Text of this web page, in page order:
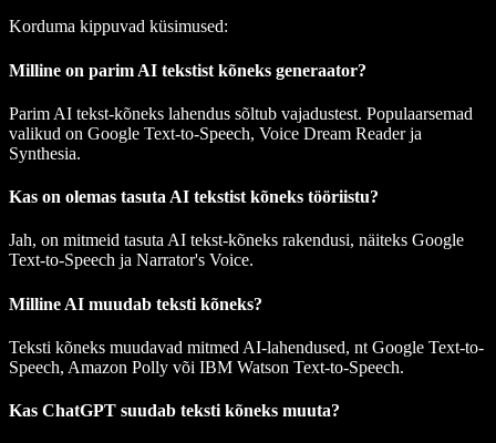
Korduma kippuvad küsimused:
Milline on parim AI tekstist kõneks generaator?
Parim AI tekst-kõneks lahendus sõltub vajadustest. Populaarsemad
valikud on Google Text-to-Speech, Voice Dream Reader ja
Synthesia.
Kas on olemas tasuta AI tekstist kõneks tööriistu?
Jah, on mitmeid tasuta AI tekst-kõneks rakendusi, näiteks Google
Text-to-Speech ja Narrator's Voice.
Milline AI muudab teksti kõneks?
Teksti kõneks muudavad mitmed AI-lahendused, nt Google Text-to-
Speech, Amazon Polly või IBM Watson Text-to-Speech.
Kas ChatGPT suudab teksti kõneks muuta?